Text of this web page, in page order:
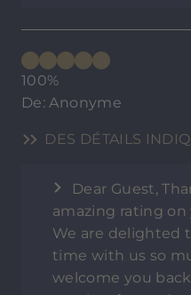
100%
De: Anonyme
DES DÉTAILS
Dear Guest,
amazing rating
We are delighted
time with us so
welcome you